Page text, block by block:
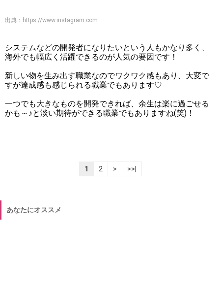
出典： https://www.instagram.com
システムなどの開発者になりたいという人もかなり多く、
海外でも幅広く活躍できるのが人気の要因です！
新しい物を生み出す職業なのでワクワク感もあり、大変で
すが達成感も感じられる職業でもあります♡
一つでも大きなものを開発できれば、余生は楽に過ごせる
かも～♪と淡い期待ができる職業でもありますね(笑)！
1 2 > >>|
あなたにオススメ